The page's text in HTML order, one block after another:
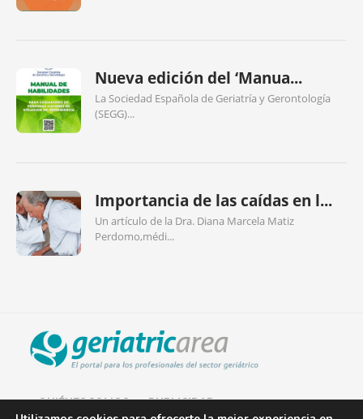
Nueva edición del ‘Manua...
La Sociedad Española de Geriatría y Gerontología
(SEGG)...
Importancia de las caídas en l...
Un artículo de la Dra. Diana Marcela Matiz
Perdomo,médi...
QUIÉNES SOMOS PUBLICIDAD